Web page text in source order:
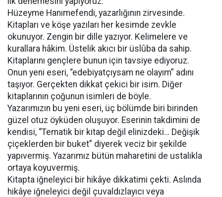
Hüzeyme Hanımefendi, yazarlığının zirvesinde.
Kitapları ve köşe yazıları her kesimde zevkle
okunuyor. Zengin bir dille yazıyor. Kelimelere ve
kurallara hâkim. Üstelik akıcı bir üslûba da sahip.
Kitaplarını gençlere bunun için tavsiye ediyoruz.
Onun yeni eseri, “edebiyatçıysam ne olayım” adını
taşıyor. Gerçekten dikkat çekici bir isim. Diğer
kitaplarının çoğunun isimleri de böyle.
Yazarımızın bu yeni eseri, üç bölümde biri birinden
güzel otuz öyküden oluşuyor. Eserinin takdimini de
kendisi, “Tematik bir kitap değil elinizdeki… Değişik
çiçeklerden bir buket” diyerek veciz bir şekilde
yapıvermiş. Yazarımız bütün maharetini de ustalıkla
ortaya koyuvermiş.
Kitapta iğneleyici bir hikâye dikkatimi çekti. Aslında
hikâye iğneleyici değil çuvaldızlayıcı veya